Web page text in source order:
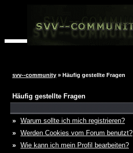
svv--community » Häufig gestellte Fragen
Häufig gestellte Fragen
» Warum sollte ich mich registrieren?
» Werden Cookies vom Forum benutzt?
» Wie kann ich mein Profil bearbeiten?